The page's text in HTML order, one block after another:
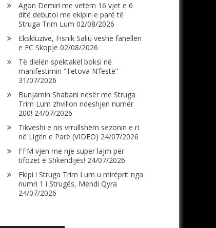
Agon Demiri me vetëm 16 vjet e 6
ditë debutoi me ekipin e parë të
Struga Trim Lum 02/08/2026
Ekskluzive, Fisnik Saliu veshë fanellën
e FC Skopje 02/08/2026
Të dielën spektakël boksi në
manifestimin “Tetova N’festë”
31/07/2026
Bunjamin Shabani nesër me Struga
Trim Lum zhvillon ndeshjen numër
200! 24/07/2026
Tikveshi e nis vrrullshëm sezonin e ri
në Ligën e Parë (VIDEO) 24/07/2026
FFM vjen me një super lajm për
tifozët e Shkëndijës! 24/07/2026
Ekipi i Struga Trim Lum u mirëprit nga
numri 1 i Strugës, Mendi Qyra
24/07/2026